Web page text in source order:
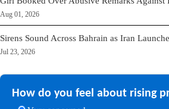
Aug 01, 2026
Sirens Sound Across Bahrain as Iran
Jul 23, 2026
How do you feel about rising